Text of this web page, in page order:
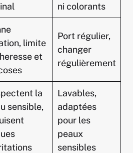
ni colorants
limite
et
Port régulier,
changer
régulièrement
la
sensible,
Lavables,
adaptées
pour les
peaux
sensibles